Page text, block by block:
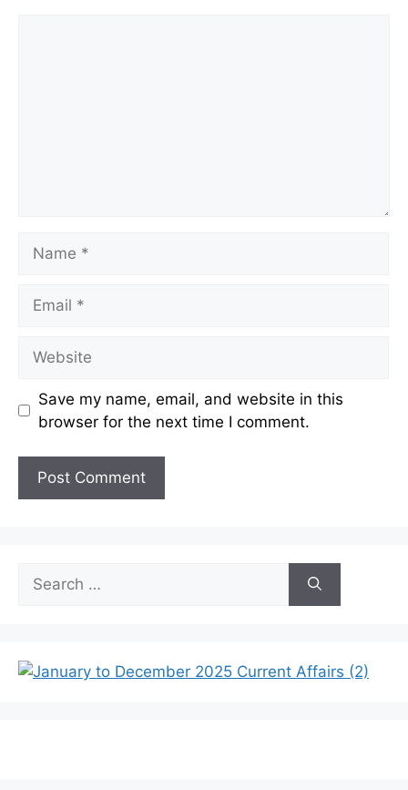
Save my name, email, and website in this
browser for the next time I comment.
Search
for: